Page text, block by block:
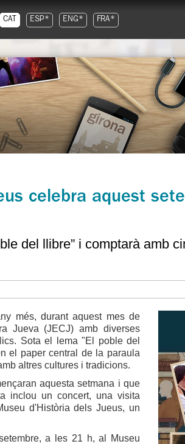
CAT ESP* ENG* FRA*
celebra aquest
del llibre” i comptarà amb
més, durant aquest mes de
Jueva (JECJ) amb diverses
Sota el lema "El poble del
el paper central de la paraula
altres cultures i tradicions.
aquesta setmana i que
inclou un concert, una visita
d'Història dels Jueus, un
a les 21 h, al Museu